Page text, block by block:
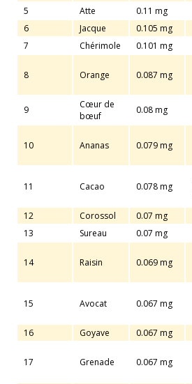
5
Atte
0.11 mg
6
Jacque
0.105 mg
7
Chérimole 0.101 mg
8 Orange 0.087 mg
9
Cœur de
bœuf
0.08 mg
10 Ananas 0.079 mg
11 Cacao 0.078 mg
12
Corossol
0.07 mg
13
Sureau 0.07 mg
14 Raisin 0.069 mg
15 Avocat 0.067 mg
16
Goyave 0.067 mg
17 Grenade 0.067 mg